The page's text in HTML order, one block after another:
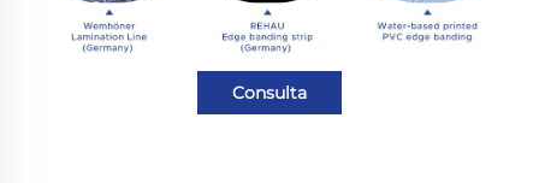
Consulta